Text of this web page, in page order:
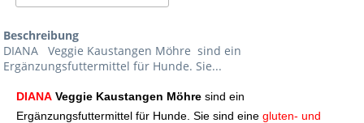
Beschreibung
DIANA Veggie Kaustangen Möhre sind ein
Ergänzungsfuttermittel für Hunde. Sie...
DIANA Veggie Kaustangen Möhresind ein
Ergänzungsfuttermittel für Hunde. Sie sind einegluten- und